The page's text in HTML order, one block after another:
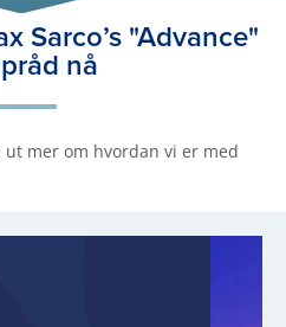
Sarco’s "Advance"
nå
mer om hvordan vi er med